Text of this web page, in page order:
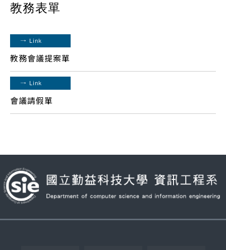
教務表單
→ Link
教務會議提案單
→ Link
會議請假單